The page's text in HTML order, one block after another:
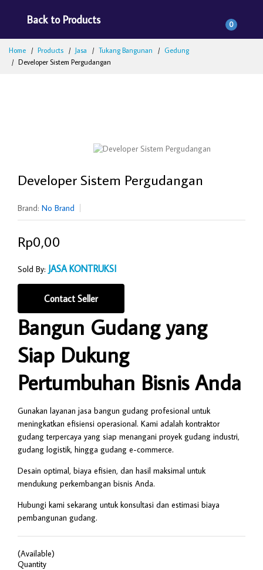
Back to Products 0
Home Products Jasa Tukang Bangunan
Gedung
Developer Sistem Pergudangan
Developer Sistem Pergudangan
Brand: No Brand
Rp0,00
Sold By: JASA KONTRUKSI
Contact Seller
Bangun Gudang yang
Siap Dukung
Pertumbuhan Bisnis Anda
Gunakan layanan jasa bangun gudang profesional untuk
meningkatkan efisiensi operasional. Kami adalah kontraktor
gudang terpercaya yang siap menangani proyek gudang industri,
gudang logistik, hingga gudang e-commerce.
Desain optimal, biaya efisien, dan hasil maksimal untuk
mendukung perkembangan bisnis Anda.
Hubungi kami sekarang untuk konsultasi dan estimasi biaya
pembangunan gudang.
(Available)
Quantity